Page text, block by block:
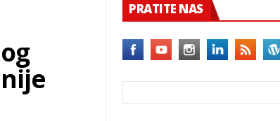
PRATITE NAS